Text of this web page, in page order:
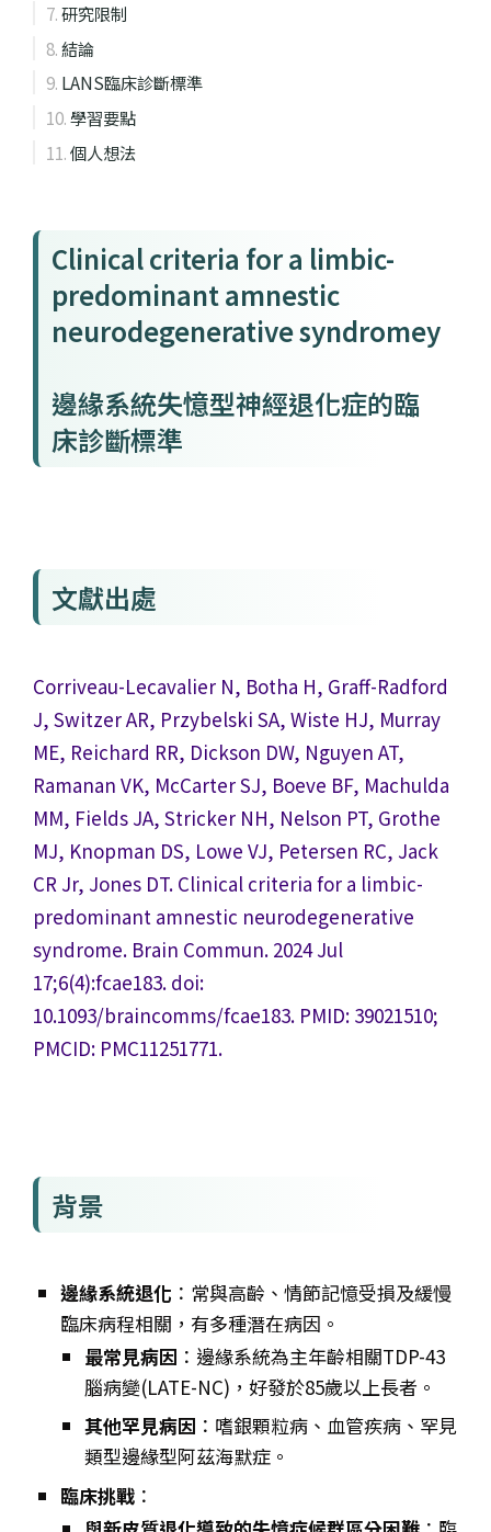
研究限制
結論
LANS臨床診斷標準
學習要點
個人想法
Clinical criteria for a limbic-
predominant amnestic
neurodegenerative syndromey
邊緣系統失憶型神經退化症的臨
床診斷標準
文獻出處
Corriveau-Lecavalier N, Botha H, Graff-Radford
J, Switzer AR, Przybelski SA, Wiste HJ, Murray
ME, Reichard RR, Dickson DW, Nguyen AT,
Ramanan VK, McCarter SJ, Boeve BF, Machulda
MM, Fields JA, Stricker NH, Nelson PT, Grothe
MJ, Knopman DS, Lowe VJ, Petersen RC, Jack
CR Jr, Jones DT. Clinical criteria for a limbic-
predominant amnestic neurodegenerative
syndrome. Brain Commun. 2024 Jul
17;6(4):fcae183. doi:
10.1093/braincomms/fcae183. PMID: 39021510;
PMCID: PMC11251771.
背景
邊緣系統退化 ：常與高齡、情節記憶受損及緩慢
臨床病程相關，有多種潛在病因。
最常見病因 ：邊緣系統為主年齡相關TDP-43
腦病變(LATE-NC)，好發於85歲以上長者。
其他罕見病因 ：嗜銀顆粒病、血管疾病、罕見
類型邊緣型阿茲海默症。
臨床挑戰 ：